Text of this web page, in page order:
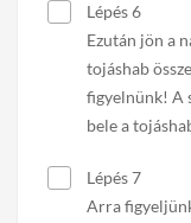
Lépés 6
Ezután jön a
tojáshab
figyelnünk! A
bele a
Lépés 7
Arra